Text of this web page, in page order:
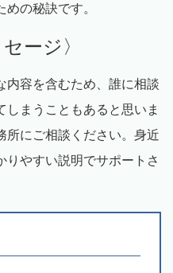
の秘訣です。
ージ〉
内容を含むため、誰に相談
しまうこともあると思いま
所にご相談ください。身近
りやすい説明でサポートさ